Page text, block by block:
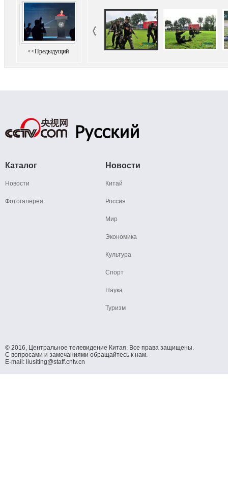
<<Предыдущий
Каталог
Новости
Фотогалерея
Новости
Китай
Россия
Мир
Экономика
Культура
Спорт
Наука
Туризм
© 2016, Центральное телевидение Китая. Все права защищены.
С вопросами и замечаниями обращайтесь к нам.
E-mail: liusiting@staff.cntv.cn